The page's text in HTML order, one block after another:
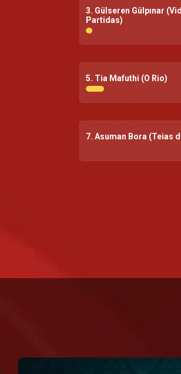
3. Gülseren Gülpınar
Partidas)
5. Tia Mafuthi (O Rio)
7. Asuman Bora (Teias